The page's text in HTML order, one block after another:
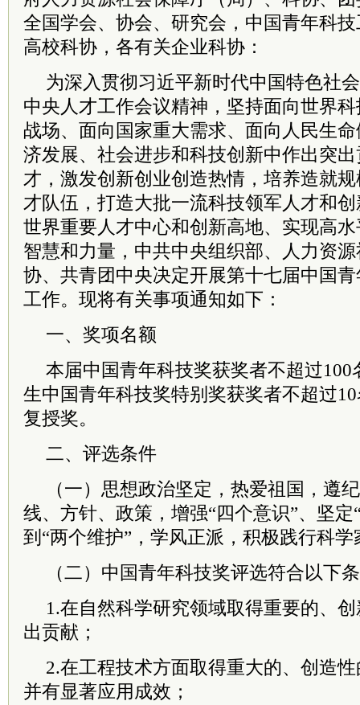
全国学会、协会、研究会，中国青年科
高校科协，各有关企业科协：
为深入贯彻习近平新时代中国特色社
中央人才工作会议精神，坚持面向世界
战场、面向国家重大需求、面向人民生
济发展、社会进步和科技创新中作出突
才，激发创新创业创造热情，培养造就
才队伍，打造大批一流科技领军人才和
世界重要人才中心和创新高地、实现高
智慧和力量， 中共中央组织部、人力资
协、共青团中央决定开展第十七届中国
工作。现将有关事项通知如下：
一、奖项名额
本届中国青年科技奖获奖者不超过
生中国青年科技奖特别奖获奖者不超过
复授奖。
二、评选条件
（一）思想政治坚定，热爱祖国，遵
线、方针、政策，增强“四个意识”、坚定
到“两个维护”，学风正派，积极践行科学
（二）中国青年科技奖评选符合以下
1.在自然科学研究领域取得重要的、
出贡献；
2.在工程技术方面取得重大的、创造
并有显著应用成效；